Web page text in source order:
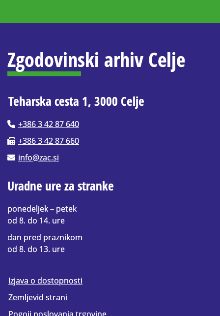
Zgodovinski arhiv Celje
Teharska cesta 1, 3000 Celje
+386 3 42 87 640
+386 3 42 87 660
info@zac.si
Uradne ure za stranke
ponedeljek – petek
od 8. do 14. ure
dan pred praznikom
od 8. do 13. ure
Izjava o dostopnosti
Zemljevid strani